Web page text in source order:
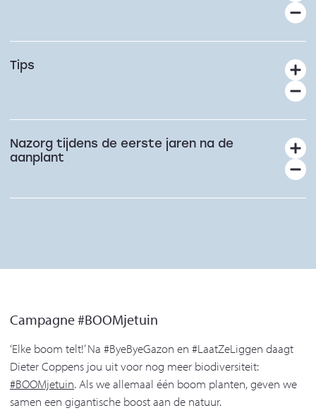
Tips
Nazorg tijdens de eerste jaren na de
aanplant
Campagne #BOOMjetuin
‘Elke boom telt!’ Na #ByeByeGazon en #LaatZeLiggen daagt
Dieter Coppens jou uit voor nog meer biodiversiteit:
#BOOMjetuin. Als we allemaal één boom planten, geven we
samen een gigantische boost aan de natuur.